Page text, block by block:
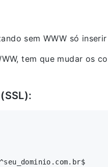
sem WWW só
tem que mudar os
^seu_dominio.com.br$